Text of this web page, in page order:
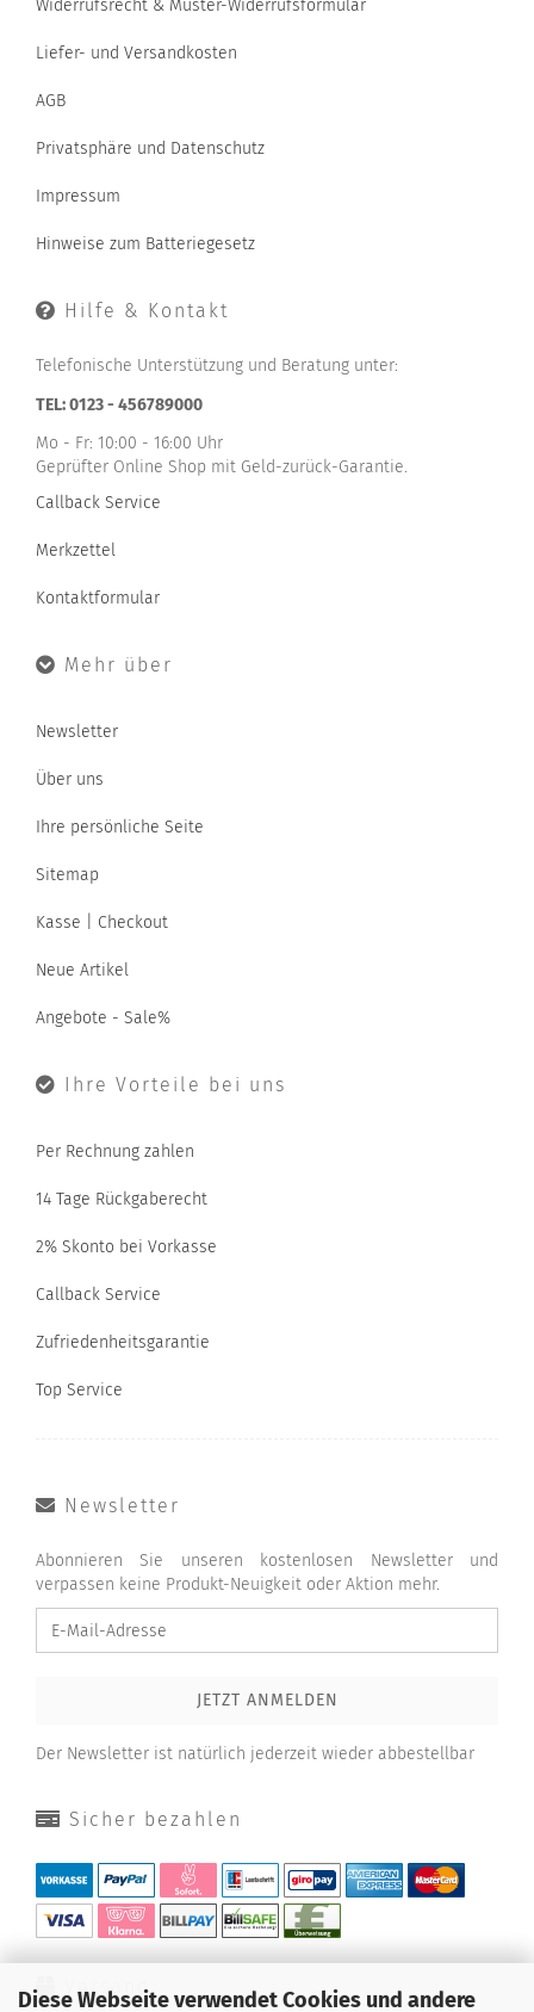
Diese Webseite verwendet Cookies und andere
Widerrufsrecht & Muster-Widerrufsformular
Liefer- und Versandkosten
AGB
Privatsphäre und Datenschutz
Impressum
Hinweise zum Batteriegesetz
Hilfe & Kontakt
Telefonische Unterstützung und Beratung unter:
TEL: 0123 - 456789000
Mo - Fr: 10:00 - 16:00 Uhr
Geprüfter Online Shop mit Geld-zurück-Garantie.
Callback Service
Merkzettel
Kontaktformular
Mehr über
Newsletter
Über uns
Ihre persönliche Seite
Sitemap
Kasse | Checkout
Neue Artikel
Angebote - Sale%
Ihre Vorteile bei uns
Per Rechnung zahlen
14 Tage Rückgaberecht
2% Skonto bei Vorkasse
Callback Service
Zufriedenheitsgarantie
Top Service
Newsletter
Abonnieren Sie unseren kostenlosen Newsletter und
verpassen keine Produkt-Neuigkeit oder Aktion mehr.
Der Newsletter ist natürlich jederzeit wieder abbestellbar
Sicher bezahlen
Versand